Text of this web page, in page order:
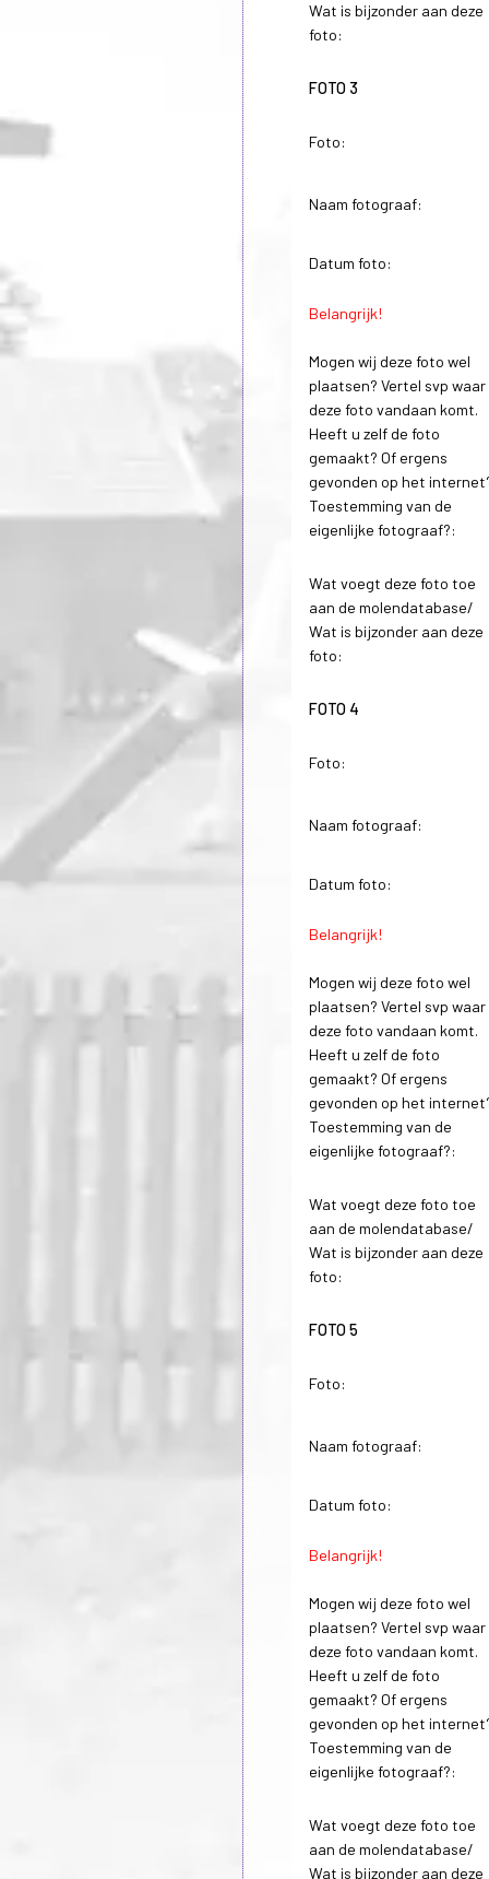
Wat is bijzonder aan deze
foto:
FOTO 3
Foto:
Naam fotograaf:
Datum foto:
Belangrijk!
Mogen wij deze foto wel
plaatsen? Vertel svp waar
deze foto vandaan komt.
Heeft u zelf de foto
gemaakt? Of ergens
gevonden op het
Toestemming van de
eigenlijke fotograaf?:
Wat voegt deze foto toe
aan de molendatabase/
Wat is bijzonder aan deze
foto:
FOTO 4
Foto:
Naam fotograaf:
Datum foto:
Belangrijk!
Mogen wij deze foto wel
plaatsen? Vertel svp waar
deze foto vandaan komt.
Heeft u zelf de foto
gemaakt? Of ergens
gevonden op het
Toestemming van de
eigenlijke fotograaf?:
Wat voegt deze foto toe
aan de molendatabase/
Wat is bijzonder aan deze
foto:
FOTO 5
Foto:
Naam fotograaf:
Datum foto:
Belangrijk!
Mogen wij deze foto wel
plaatsen? Vertel svp waar
deze foto vandaan komt.
Heeft u zelf de foto
gemaakt? Of ergens
gevonden op het
Toestemming van de
eigenlijke fotograaf?:
Wat voegt deze foto toe
aan de molendatabase/
Wat is bijzonder aan deze